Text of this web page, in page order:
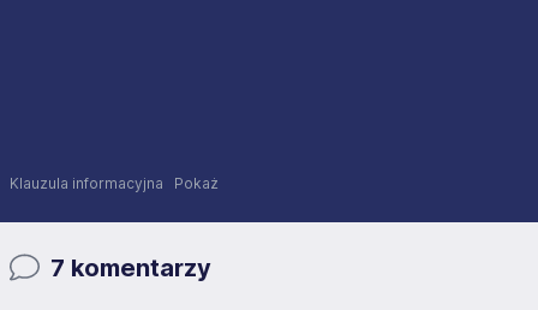
Klauzula informacyjna Pokaż
7 komentarzy